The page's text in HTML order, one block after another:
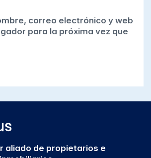
correo electrónico y web
para la próxima vez que
aliado de propietarios e